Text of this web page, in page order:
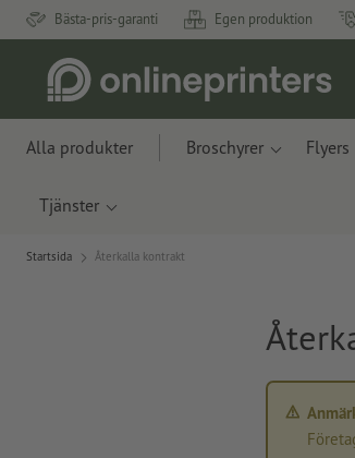
Bästa-pris-garanti Egen produktion
Alla produkter Broschyrer Flyers
Tjänster
Startsida Återkalla kontrakt